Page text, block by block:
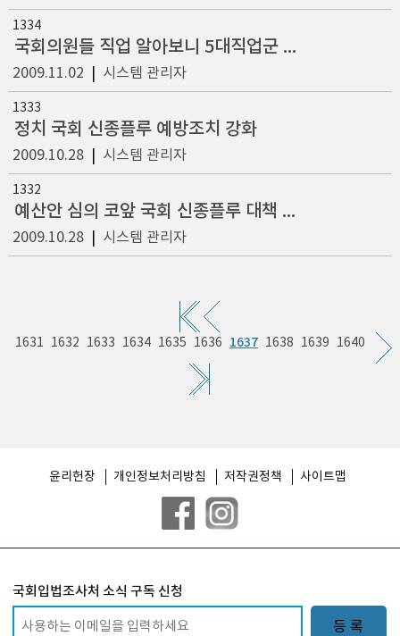
1334
국회의원들 직업 알아보니 5대직업군 편중
2009.11.02 시스템 관리자
1333
정치 국회 신종플루 예방조치 강화
2009.10.28| 시스템 관리자
1332
예산안 심의 코앞 국회 신종플루 대책 강화
2009.10.28| 시스템 관리자
1631 1632 1633 1634 1635 1636 1637 1638 1639 1640
윤리헌장 개인정보처리방침 저작권정책 사이트맵
국회입법조사처 소식 구독 신청
등 록